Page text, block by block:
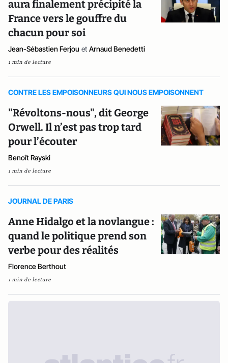
aura finalement précipité la
France vers le gouffre du
chacun pour soi
Jean-Sébastien Ferjou et Arnaud Benedetti
1 min de lecture
CONTRE LES EMPOISONNEURS QUI NOUS EMPOISONNENT
"Révoltons-nous", dit George
Orwell. Il n’est pas trop tard
pour l’écouter
Benoît Rayski
1 min de lecture
JOURNAL DE PARIS
Anne Hidalgo et la novlangue :
quand le politique prend son
verbe pour des réalités
Florence Berthout
1 min de lecture